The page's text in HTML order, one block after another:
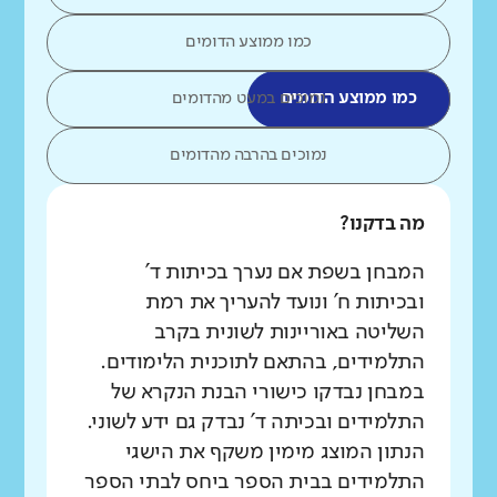
כמו ממוצע הדומים
כמו ממוצע הדומיםנמוכים במעט מהדומים
נמוכים בהרבה מהדומים
מה בדקנו?
המבחן בשפת אם נערך בכיתות ד'
ובכיתות ח' ונועד להעריך את רמת
השליטה באוריינות לשונית בקרב
התלמידים, בהתאם לתוכנית הלימודים.
במבחן נבדקו כישורי הבנת הנקרא של
התלמידים ובכיתה ד' נבדק גם ידע לשוני.
הנתון המוצג מימין משקף את הישגי
התלמידים בבית הספר ביחס לבתי הספר